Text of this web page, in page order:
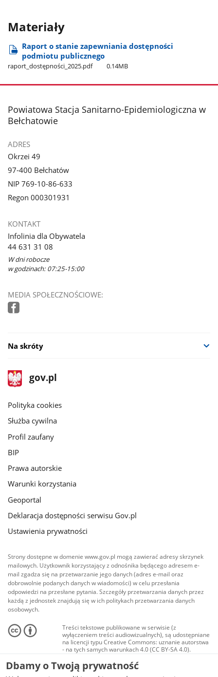
Materiały
Raport o stanie zapewniania dostępności
podmiotu publicznego
raport​_dostępności​_2025.pdf 0.14MB
stopka
Powiatowa Stacja Sanitarno-Epidemiologiczna w
Bełchatowie
ADRES
Okrzei 49
97-400 Bełchatów
NIP 769-10-86-633
Regon 000301931
KONTAKT
Infolinia dla Obywatela
44 631 31 08
W dni robocze
w godzinach: 07:25-15:00
MEDIA SPOŁECZNOŚCIOWE:
Na skróty
stopka
gov.pl
Strona
gov.pl
gov.pl
Polityka cookies
Służba cywilna
Profil zaufany
BIP
Prawa autorskie
Warunki korzystania
Geoportal
Deklaracja dostępności serwisu Gov.pl
Ustawienia prywatności
Strony dostępne w domenie www.gov.pl mogą zawierać adresy skrzynek
mailowych. Użytkownik korzystający z odnośnika będącego adresem e-
mail zgadza się na przetwarzanie jego danych (adres e-mail oraz
dobrowolnie podanych danych w wiadomości) w celu przesłania
odpowiedzi na przesłane pytania. Szczegóły przetwarzania danych przez
każdą z jednostek znajdują się w ich politykach przetwarzania danych
osobowych.
Treści tekstowe publikowane w serwisie (z
wyłączeniem treści audiowizualnych), są udostępniane
na licencji typu Creative Commons: uznanie autorstwa
- na tych samych warunkach 4.0 (CC BY-SA 4.0).
Materiały audiowizualne, w tym zdjęcia, materiały
audio i wideo, są udostępniane na licencji typu
Creative Commons: uznanie autorstwa użycie
Dbamy o Twoją prywatność